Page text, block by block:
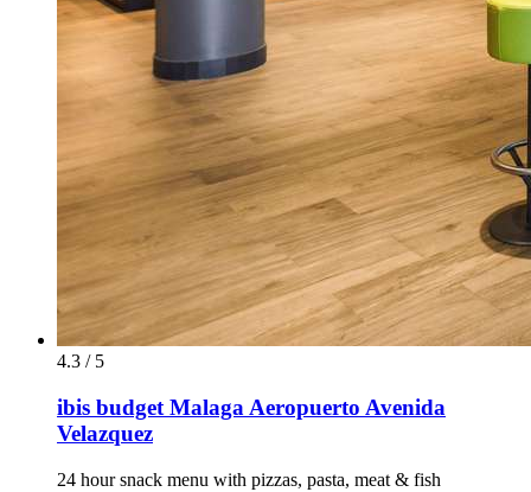
4.3 / 5
ibis budget Malaga Aeropuerto Avenida
Velazquez
24 hour snack menu with pizzas, pasta, meat & fish